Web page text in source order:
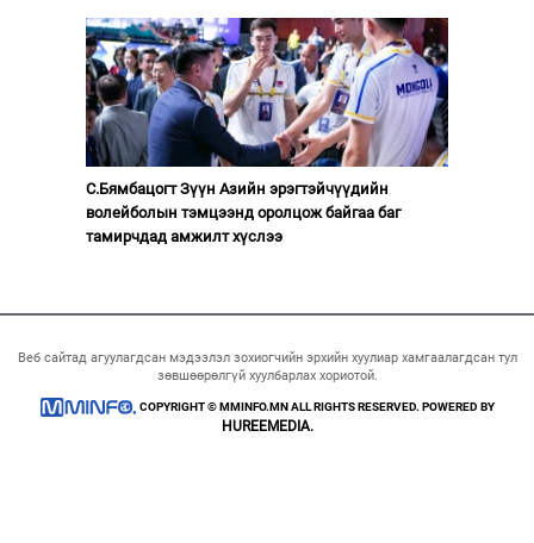
С.Бямбацогт Зүүн Азийн эрэгтэйчүүдийн
волейболын тэмцээнд оролцож байгаа баг
тамирчдад амжилт хүслээ
Веб сайтад агуулагдсан мэдээлэл зохиогчийн эрхийн хуулиар хамгаалагдсан тул
зөвшөөрөлгүй хуулбарлах хориотой.
COPYRIGHT © MMINFO.MN ALL RIGHTS RESERVED. POWERED BY
HUREEMEDIA.